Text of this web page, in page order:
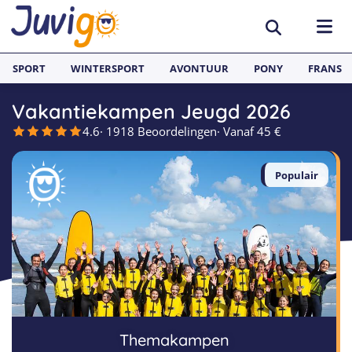
BESTEMMINGEN
België
Spanje
Duitsland
Zweden
Portugal
Frankrijk
SURFKAMPEN
Surfkampen België
Surfkampen Frankrijk
Surfkampen Spanje
Surfkampen Portugal
Surfkampen Nederland
Surfkampen Sri Lanka
TAALVAKANTIES
Alle Juvigo Taalreizen
Taalvakanties Frans
Taalvakanties Engels
Taalvakanties Spaans
GROEPSREIZEN
Jongeren
Jongvolwassenen
SPORT WINTERSPORT AVONTUUR PONY FRANS
Vakantiekampen Jeugd 2026
4.6· 1918 Beoordelingen· Vanaf 45 €
Populair
Themakampen